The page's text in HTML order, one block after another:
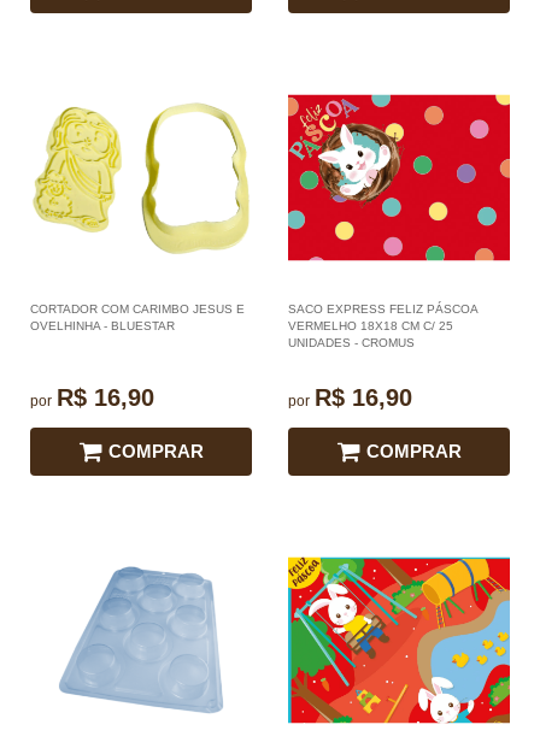
CORTADOR COM CARIMBO JESUS E
OVELHINHA - BLUESTAR
por R$ 16,90
COMPRAR
SACO EXPRESS FELIZ PÁSCOA
VERMELHO 18X18 CM C/ 25
UNIDADES - CROMUS
por R$ 16,90
COMPRAR